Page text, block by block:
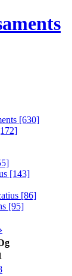
[630]
[143]
[86]
[95]